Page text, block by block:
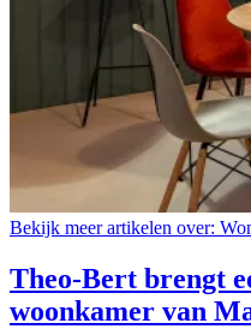
Bekijk meer artikelen over:
Theo-Bert brengt
woonkamer van